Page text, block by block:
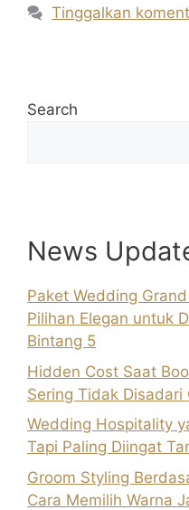
Tinggalkan
Search
News
Paket Wedding
Pilihan Elegan untuk
Bintang 5
Hidden Cost Saat
Sering Tidak Disadari
Wedding Hospitality
Tapi Paling Diingat
Groom Styling
Cara Memilih Warna